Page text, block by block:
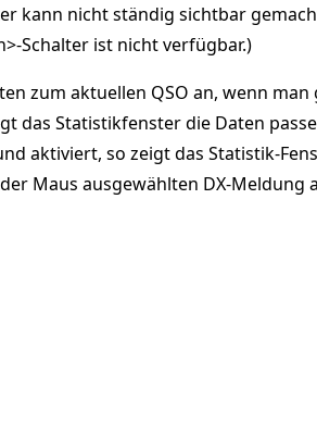
kann nicht ständig sichtbar
Schalter ist nicht verfügbar.)
zum aktuellen QSO an, wenn
das Statistikfenster die Daten
aktiviert, so zeigt das Statistik-
Maus ausgewählten DX-Meldung